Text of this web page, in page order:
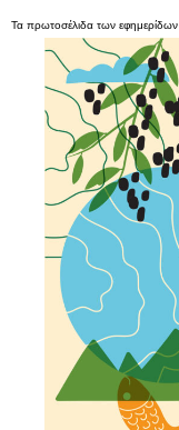
Τα πρωτοσέλιδα των εφημερίδων